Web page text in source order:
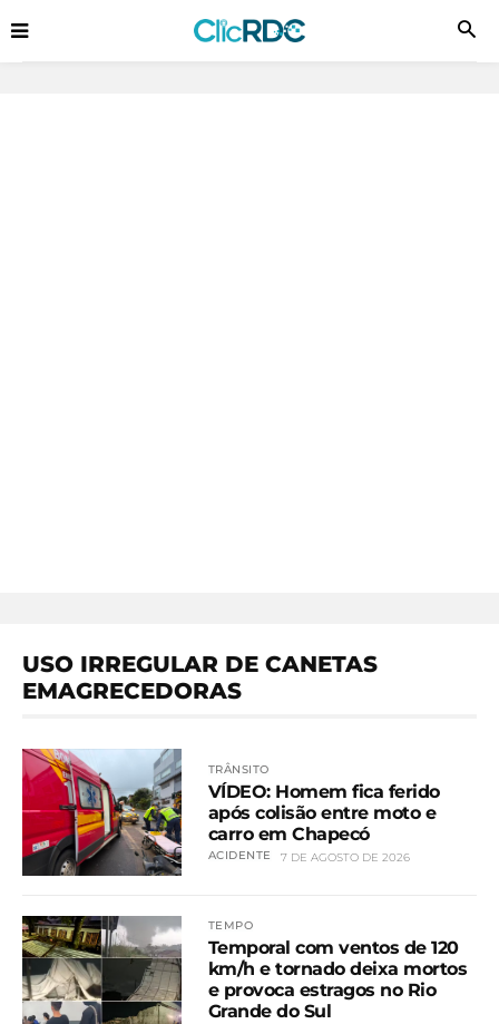
USO IRREGULAR DE CANETAS
EMAGRECEDORAS
TRÂNSITO
VÍDEO: Homem fica ferido
após colisão entre moto e
carro em Chapecó
ACIDENTE 7 DE AGOSTO DE 2026
TEMPO
Temporal com ventos de 120
km/h e tornado deixa mortos
e provoca estragos no Rio
Grande do Sul